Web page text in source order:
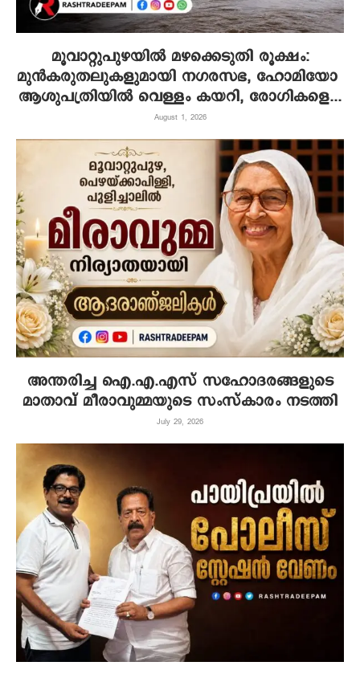
മൂവാറ്റുപുഴയിൽ മഴക്കെടുതി രൂക്ഷം:
മുൻകരുതലുകളുമായി നഗരസഭ, ഹോമിയോ
ആശുപത്രിയിൽ വെള്ളം കയറി, രോഗികളെ...
August 1, 2026
അന്തരിച്ച ഐ.എ.എസ് സഹോദരങ്ങളുടെ
മാതാവ് മീരാവുമ്മയുടെ സംസ്കാരം നടത്തി
July 29, 2026